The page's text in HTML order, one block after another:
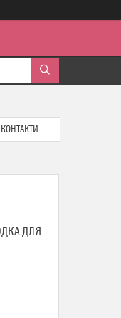
КОНТАКТИ
ДЛЯ